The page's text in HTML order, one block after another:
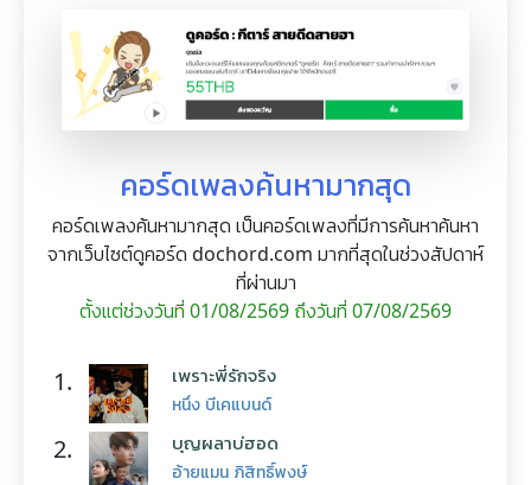
คอร์ดเพลงค้นหามากสุด
คอร์ดเพลงค้นหามากสุด เป็นคอร์ดเพลงที่มีการค้นหาค้นหา
จากเว็บไซต์ดูคอร์ด dochord.com มากที่สุดในช่วงสัปดาห์
ที่ผ่านมา
ตั้งแต่ช่วงวันที่ 01/08/2569 ถึงวันที่ 07/08/2569
1. เพราะพี่รักจริง
หนึ่ง บีเคแบนด์
2. บุญผลาบ่ฮอด
อ้ายแมน ภิสิทธิ์พงษ์